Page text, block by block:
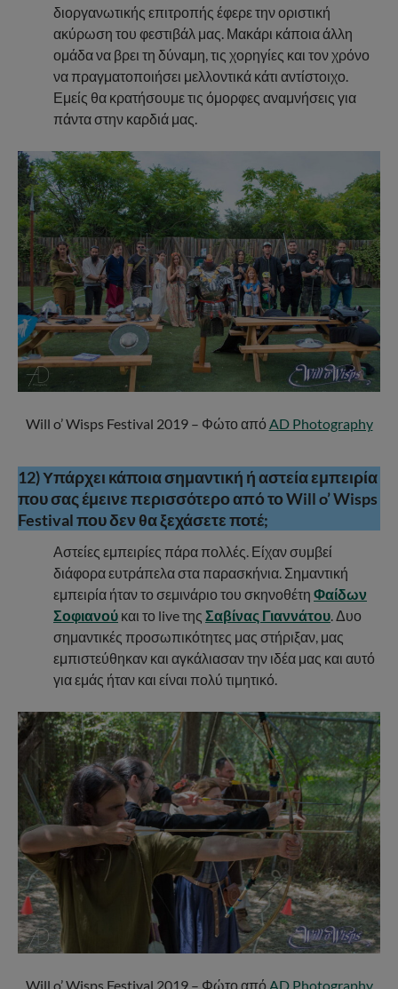
διοργανωτικής επιτροπής έφερε την οριστική
ακύρωση του φεστιβάλ μας. Μακάρι κάποια άλλη
ομάδα να βρει τη δύναμη, τις χορηγίες και τον χρόνο
να πραγματοποιήσει μελλοντικά κάτι αντίστοιχο.
Εμείς θα κρατήσουμε τις όμορφες αναμνήσεις για
πάντα στην καρδιά μας.
Will o’ Wisps Festival 2019 – Φώτο από AD Photography
12) Υπάρχει κάποια σημαντική ή αστεία εμπειρία
που σας έμεινε περισσότερο από το Will o’ Wisps
Festival που δεν θα ξεχάσετε ποτέ;
Αστείες εμπειρίες πάρα πολλές. Είχαν συμβεί
διάφορα ευτράπελα στα παρασκήνια. Σημαντική
εμπειρία ήταν το σεμινάριο του σκηνοθέτη Φαίδων
Σοφιανού και το live της Σαβίνας Γιαννάτου. Δυο
σημαντικές προσωπικότητες μας στήριξαν, μας
εμπιστεύθηκαν και αγκάλιασαν την ιδέα μας και αυτό
για εμάς ήταν και είναι πολύ τιμητικό.
Will o’ Wisps Festival 2019 – Φώτο από AD Photography